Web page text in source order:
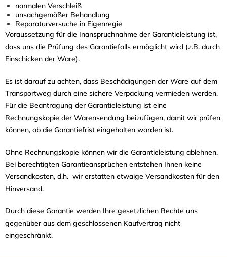
normalen Verschleiß
unsachgemäßer Behandlung
Reparaturversuche in Eigenregie
Voraussetzung für die Inanspruchnahme der Garantieleistung ist,
dass uns die Prüfung des Garantiefalls ermöglicht wird (z.B. durch
Einschicken der Ware).
Es ist darauf zu achten, dass Beschädigungen der Ware auf dem
Transportweg durch eine sichere Verpackung vermieden werden.
Für die Beantragung der Garantieleistung ist eine
Rechnungskopie der Warensendung beizufügen, damit wir prüfen
können, ob die Garantiefrist eingehalten worden ist.
Ohne Rechnungskopie können wir die Garantieleistung ablehnen.
Bei berechtigten Garantieansprüchen entstehen Ihnen keine
Versandkosten, d.h. wir erstatten etwaige Versandkosten für den
Hinversand.
Durch diese Garantie werden Ihre gesetzlichen Rechte uns
gegenüber aus dem geschlossenen Kaufvertrag nicht
eingeschränkt.